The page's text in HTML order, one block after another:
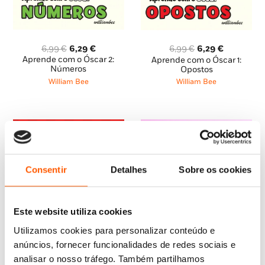
Consentir Detalhes Sobre os cookies
Este website utiliza cookies
Utilizamos cookies para personalizar conteúdo e
anúncios, fornecer funcionalidades de redes sociais e
analisar o nosso tráfego. Também partilhamos
6,99€ O
preço
original
era:
6,29 €O
preço
Aprende com o Óscar 2:
Números
William Bee
6,99€ O
preço
original
era:
6,29€O
preço
Aprende com o Óscar 1:
Opostos
William Bee